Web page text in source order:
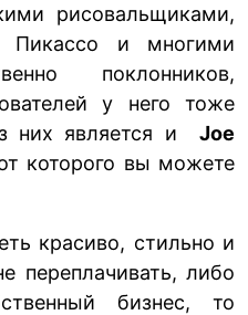
рисовальщиками,
Пикассо и многими
поклонников,
у него тоже
них является и Joe
которого вы можете
красиво, стильно и
переплачивать, либо
бизнес, то